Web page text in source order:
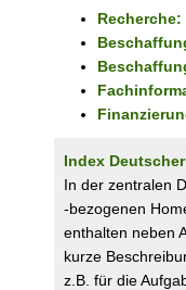
Index
In der zentralen
-bezogenen
enthalten neben
kurze
z.B. für die